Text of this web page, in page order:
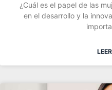
¿Cuál es el papel de las
en el desarrollo y la